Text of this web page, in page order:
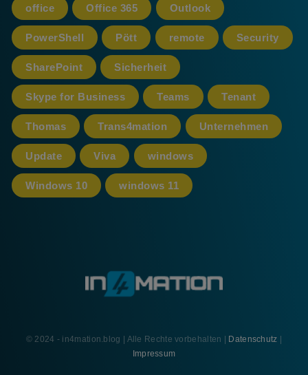
office Office 365 Outlook
PowerShell Pött remote Security
SharePoint Sicherheit
Skype for Business Teams Tenant
Thomas Trans4mation Unternehmen
Update Viva windows
Windows 10 windows 11
© 2024 - in4mation.blog | Alle Rechte vorbehalten | Datenschutz
Impressum